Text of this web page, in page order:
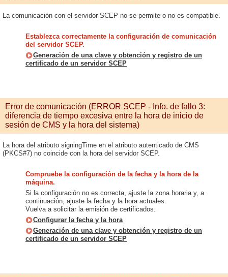
La comunicación con el servidor SCEP no se permite o no es compatible.
Establezca correctamente la configuración de comunicación
del servidor SCEP.
Generación de una clave y obtención y registro de un
certificado de un servidor SCEP
Error de comunicación (ERROR SCEP - Info. de fallo 3:
diferencia de tiempo excesiva entre la hora de inicio de
sesión de CMS y la hora del sistema)
La hora del atributo signingTime en el atributo autenticado de CMS
(PKCS#7) no coincide con la hora del servidor SCEP.
Compruebe la configuración de la fecha y la hora de la
máquina.
Si la configuración no es correcta, ajuste la zona horaria y, a
continuación, ajuste la fecha y la hora actuales.
Vuelva a solicitar la emisión de certificados.
Configurar la fecha y la hora
Generación de una clave y obtención y registro de un
certificado de un servidor SCEP